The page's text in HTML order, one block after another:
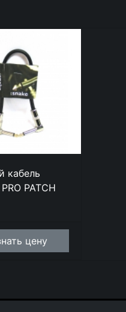
кабель
PATCH
цену